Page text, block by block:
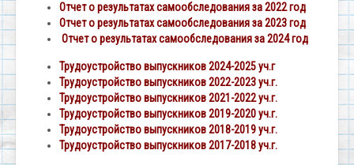
Отчет о результатах самообследования за 2022 год
Отчет о результатах самообследования за 2023 год
Отчет о результатах самообследования за 2024 год
Трудоустройство выпускников 2024-2025 уч.г
Трудоустройство выпускников 2022-2023 уч.г.
Трудоустройство выпускников 2021-2022 уч.г.
Трудоустройство выпускников 2019-2020 уч.г.
Трудоустройство выпускников 2018-2019 уч.г.
Трудоустройство выпускников 2017-2018 уч.г.